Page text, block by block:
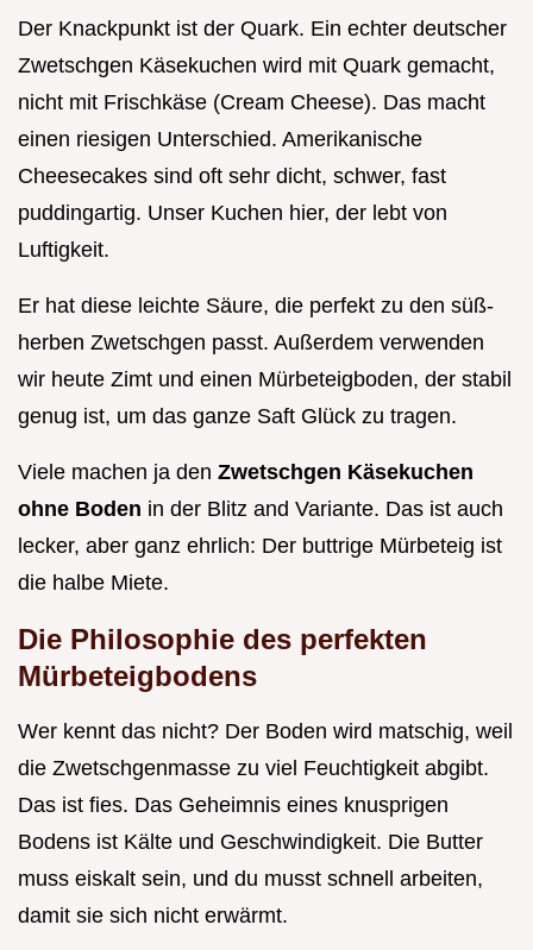
Der Knackpunkt ist der Quark. Ein echter deutscher
Zwetschgen Käsekuchen wird mit Quark gemacht,
nicht mit Frischkäse (Cream Cheese). Das macht
einen riesigen Unterschied. Amerikanische
Cheesecakes sind oft sehr dicht, schwer, fast
puddingartig. Unser Kuchen hier, der lebt von
Luftigkeit.
Er hat diese leichte Säure, die perfekt zu den süß-
herben Zwetschgen passt. Außerdem verwenden
wir heute Zimt und einen Mürbeteigboden, der stabil
genug ist, um das ganze Saft Glück zu tragen.
Viele machen ja den Zwetschgen Käsekuchen
ohne Boden in der Blitz and Variante. Das ist auch
lecker, aber ganz ehrlich: Der buttrige Mürbeteig ist
die halbe Miete.
Die Philosophie des perfekten
Mürbeteigbodens
Wer kennt das nicht? Der Boden wird matschig, weil
die Zwetschgenmasse zu viel Feuchtigkeit abgibt.
Das ist fies. Das Geheimnis eines knusprigen
Bodens ist Kälte und Geschwindigkeit. Die Butter
muss eiskalt sein, und du musst schnell arbeiten,
damit sie sich nicht erwärmt.